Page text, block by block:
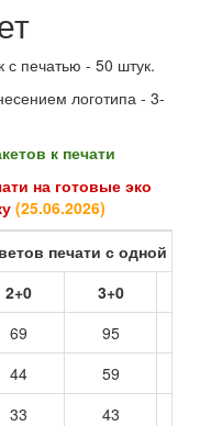
печатью - 50 штук.
логотипа - 3-
к печати
на готовые эко
(25.06.2026)
печати с одной
2+0 3+0
69 95
44 59
33 43